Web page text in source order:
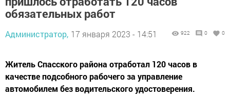
обязательных работ
Администратор, 17 января 2023 - 14:51 922 0 0
Житель Спасского района отработал 120 часов в
качестве подсобного рабочего за управление
автомобилем без водительского удостоверения.